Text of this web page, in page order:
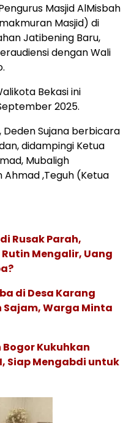
Masjid AlMisbah
Masjid) di
Jatibening Baru,
dengan Wali
Bekasi ini
2025.
Sujana berbicara
didampingi Ketua
Mubaligh
Ahmad ,Teguh (Ketua
Rusak Parah,
Mengalir, Uang
di Desa Karang
Warga Minta
Bogor Kukuhkan
Siap Mengabdi untuk